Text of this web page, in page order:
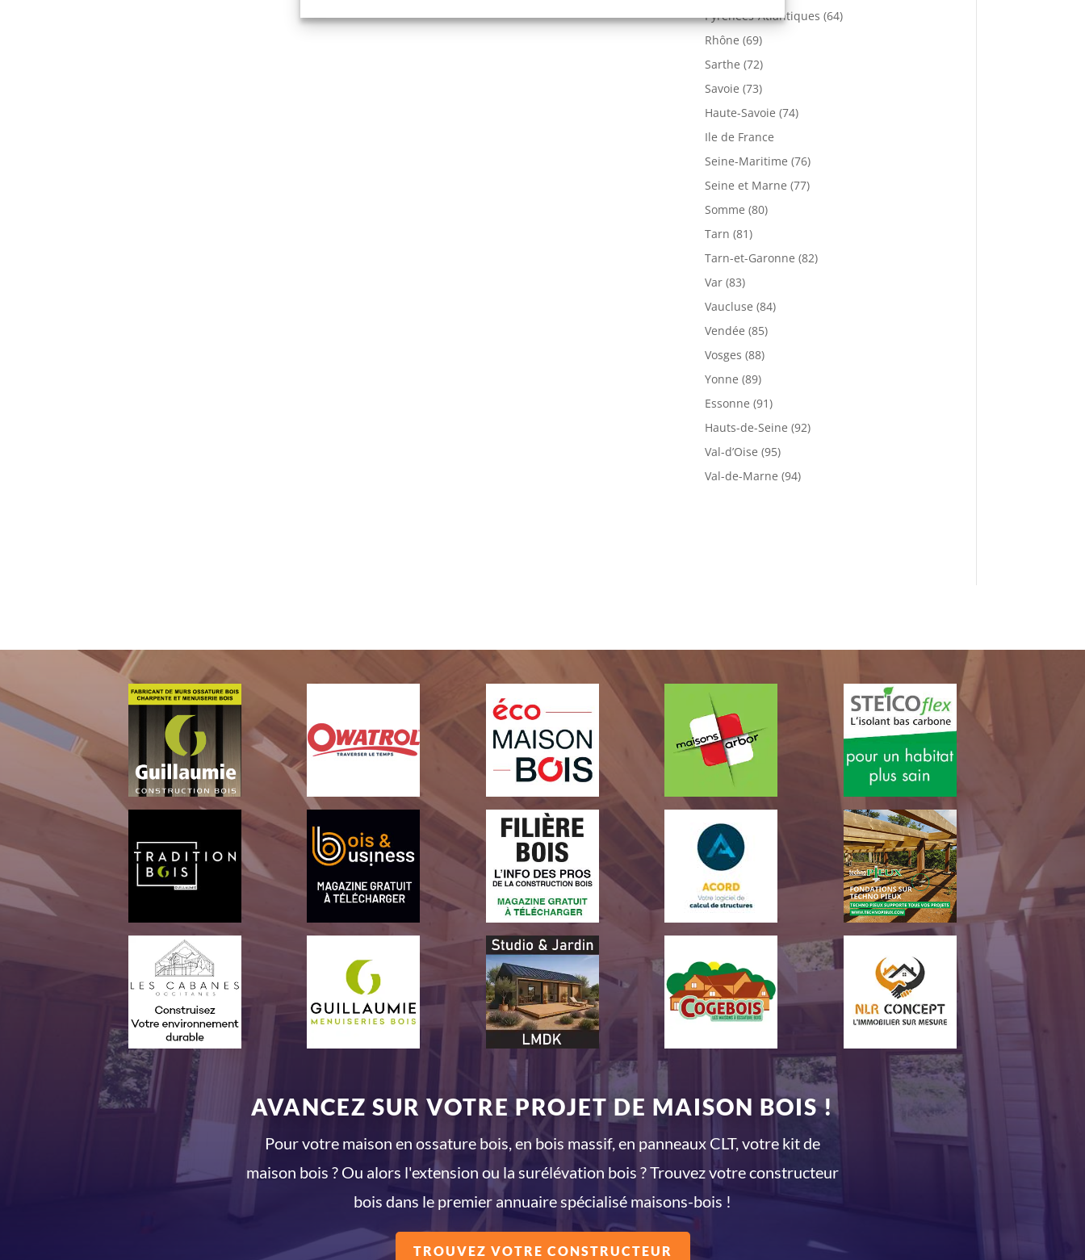
Pyrénées-Atlantiques (64)
Rhône (69)
Sarthe (72)
Savoie (73)
Haute-Savoie (74)
Ile de France
Seine-Maritime (76)
Seine et Marne (77)
Somme (80)
Tarn (81)
Tarn-et-Garonne (82)
Var (83)
Vaucluse (84)
Vendée (85)
Vosges (88)
Yonne (89)
Essonne (91)
Hauts-de-Seine (92)
Val-d’Oise (95)
Val-de-Marne (94)
AVANCEZ SUR VOTRE PROJET DE MAISON BOIS !
Pour votre maison en ossature bois, en bois massif, en panneaux CLT, votre kit de
maison bois ? Ou alors l'extension ou la surélévation bois ? Trouvez votre constructeur
bois dans le premier annuaire spécialisé maisons-bois !
TROUVEZ VOTRE CONSTRUCTEUR